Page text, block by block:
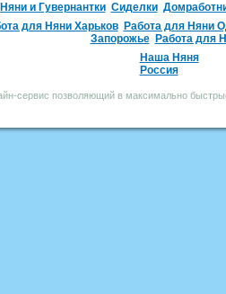
Няни и Гувернантки Сиделки
для Няни Харьков
Работа для Няни
Запорожье
Работа для
Наша Няня
Россия
сервис позволяющий в максимально